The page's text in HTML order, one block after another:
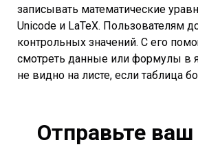
записывать математические
Unicode и LaTeX. Пользователям
контрольных значений. С его
смотреть данные или формулы в
не видно на листе, если таблица
Отправьте ваш